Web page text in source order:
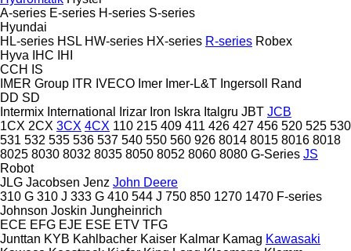
A-series E-series H-series S-series
Hyundai
HL-series HSL HW-series HX-series R-series Robex
Hyva
IHC
IHI
CCH
IS
IMER Group ITR IVECO Imer Imer-L&T Ingersoll Rand
DD SD
Intermix International Irizar Iron Iskra Italgru JBT JCB
1CX 2CX 3CX 4CX 110 215 409 411 426 427 456 520 525 530
531 532 535 536 537 540 550 560 926 8014 8015 8016 8018
8025 8030 8032 8035 8050 8052 8060 8080 G-Series JS
Robot
JLG Jacobsen Jenz John Deere
310 G 310 J 333 G 410 544 J 750 850 1270 1470 F-series
Johnson Joskin Jungheinrich
ECE EFG EJE ESE ETV TFG
Junttan KYB Kahlbacher Kaiser Kalmar Kamag Kawasaki